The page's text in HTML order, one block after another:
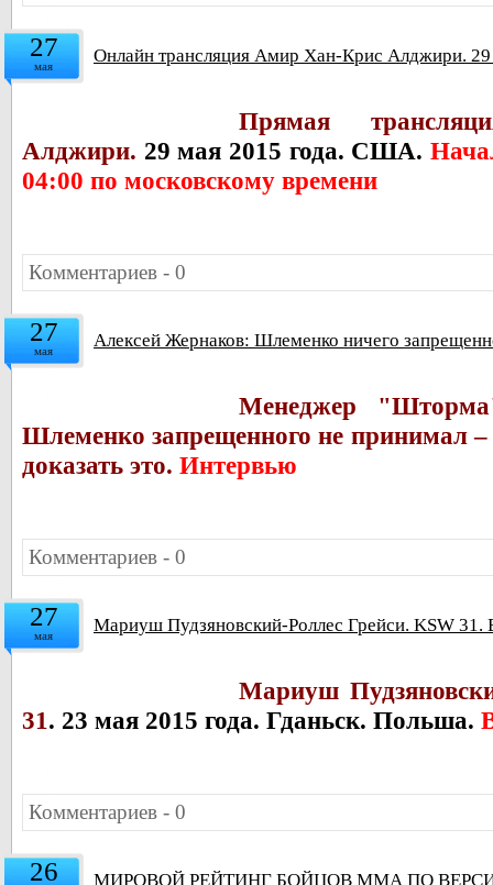
27
мая Онлайн трансляция Амир Хан-Крис Алджири.
Прямая
Алджири. 29 мая 2015 года. США.
04:00 по московскому времени
Комментариев - 0
27
мая Алексей Жернаков: Шлеменко ничего
Менеджер
Шлеменко запрещенного не принимал –
доказать это. Интервью
Комментариев - 0
27
мая Мариуш Пудзяновский-Роллес Грейси. KSW 31.
Мариуш
31. 23 мая 2015 года. Гданьск. Польша.
Комментариев - 0
26 МИРОВОЙ РЕЙТИНГ БОЙЦОВ ММА ПО ВЕРСИИ